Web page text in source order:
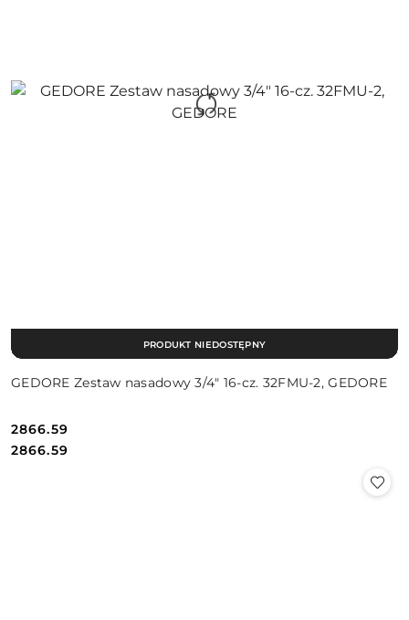
GEDORE Zestaw nasadowy 3/4″ 16-cz. 32FMU-2, GEDORE
Cena:
2866.59
Cena:
2866.59
PRODUKT NIEDOSTĘPNY